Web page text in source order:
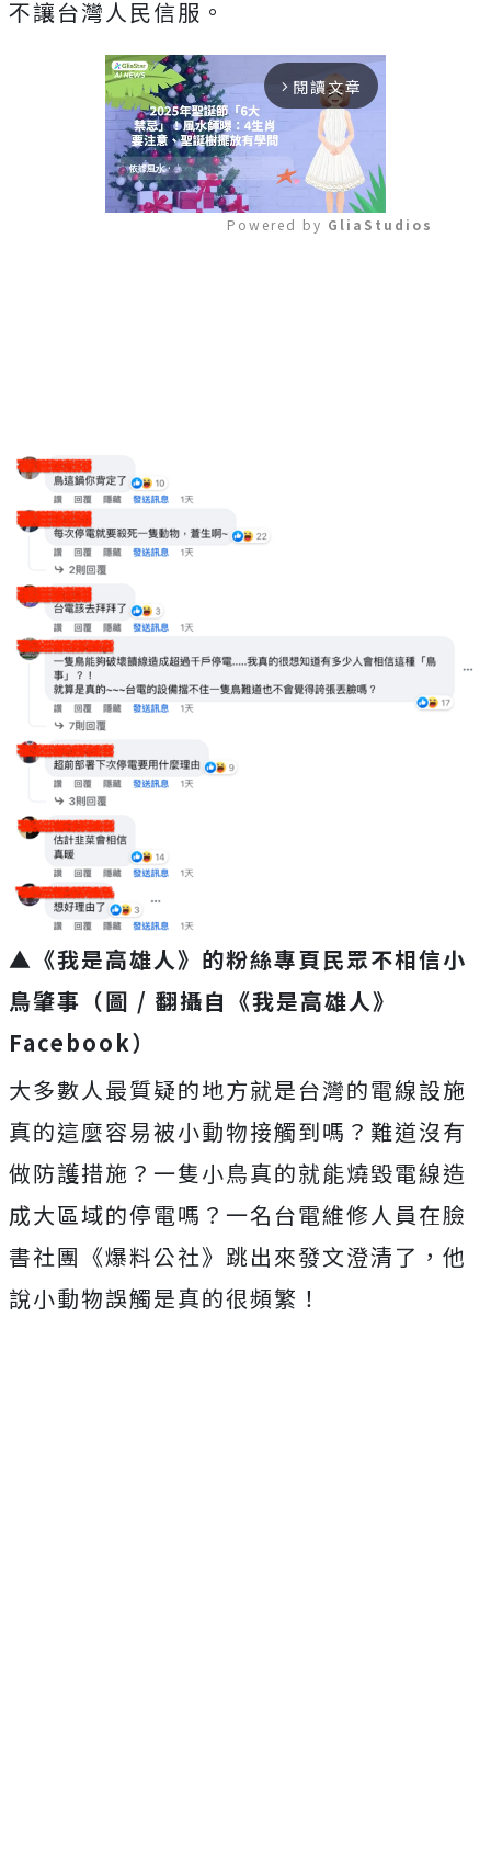
不讓台灣人民信服。
arrow_forward_ios 閱讀文章
Powered by GliaStudios
▲《我是高雄人》的粉絲專頁民眾不相信小
鳥肇事（圖 / 翻攝自《我是高雄人》
Facebook）
大多數人最質疑的地方就是台灣的電線設施
真的這麼容易被小動物接觸到嗎？難道沒有
做防護措施？一隻小鳥真的就能燒毀電線造
成大區域的停電嗎？一名台電維修人員在臉
書社團《爆料公社》跳出來發文澄清了，他
說小動物誤觸是真的很頻繁！